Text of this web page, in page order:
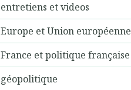
entretiens et videos
Europe et Union européenne
France et politique française
géopolitique